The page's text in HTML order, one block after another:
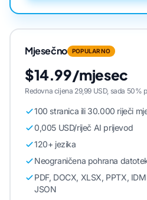
Mjesečno POPULARNO
$14.99/mjesec
Redovna cijena 29,99 USD, sada 50%
100 stranica ili 30.000 riječi
0,005 USD/riječ AI prijevod
120+ jezika
Neograničena pohrana
PDF, DOCX, XLSX, PPTX,
JSON